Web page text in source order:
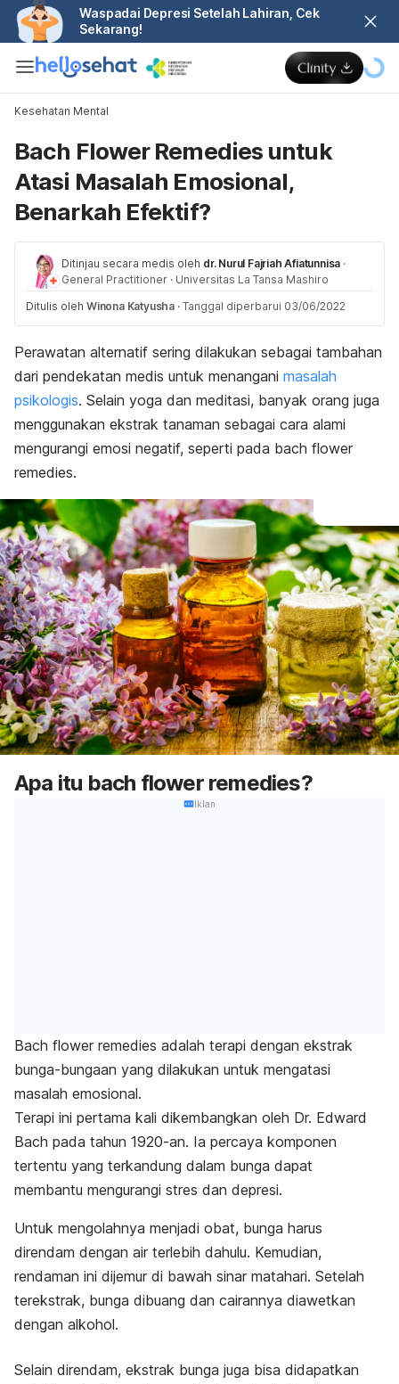
Waspadai Depresi Setelah Lahiran, Cek
Sekarang!
Kesehatan Mental
Bach Flower Remedies untuk
Atasi Masalah Emosional,
Benarkah Efektif?
Ditinjau secara medis oleh dr. Nurul Fajriah Afiatunnisa ·
General Practitioner · Universitas La Tansa Mashiro
Ditulis oleh Winona Katyusha · Tanggal diperbarui 03/06/2022
Perawatan alternatif sering dilakukan sebagai tambahan
dari pendekatan medis untuk menangani masalah
psikologis. Selain yoga dan meditasi, banyak orang juga
menggunakan ekstrak tanaman sebagai cara alami
mengurangi emosi negatif, seperti pada bach flower
remedies.
Apa itu bach flower remedies?
Iklan
Bach flower remedies adalah terapi dengan ekstrak
bunga-bungaan yang dilakukan untuk mengatasi
masalah emosional.
Terapi ini pertama kali dikembangkan oleh Dr. Edward
Bach pada tahun 1920-an. Ia percaya komponen
tertentu yang terkandung dalam bunga dapat
membantu mengurangi stres dan depresi.
Untuk mengolahnya menjadi obat, bunga harus
direndam dengan air terlebih dahulu. Kemudian,
rendaman ini dijemur di bawah sinar matahari. Setelah
terekstrak, bunga dibuang dan cairannya diawetkan
dengan alkohol.
Selain direndam, ekstrak bunga juga bisa didapatkan